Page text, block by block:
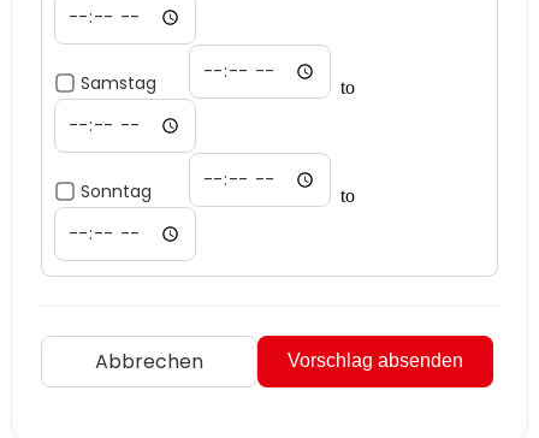
Samstag to
Sonntag to
Abbrechen Vorschlag absenden